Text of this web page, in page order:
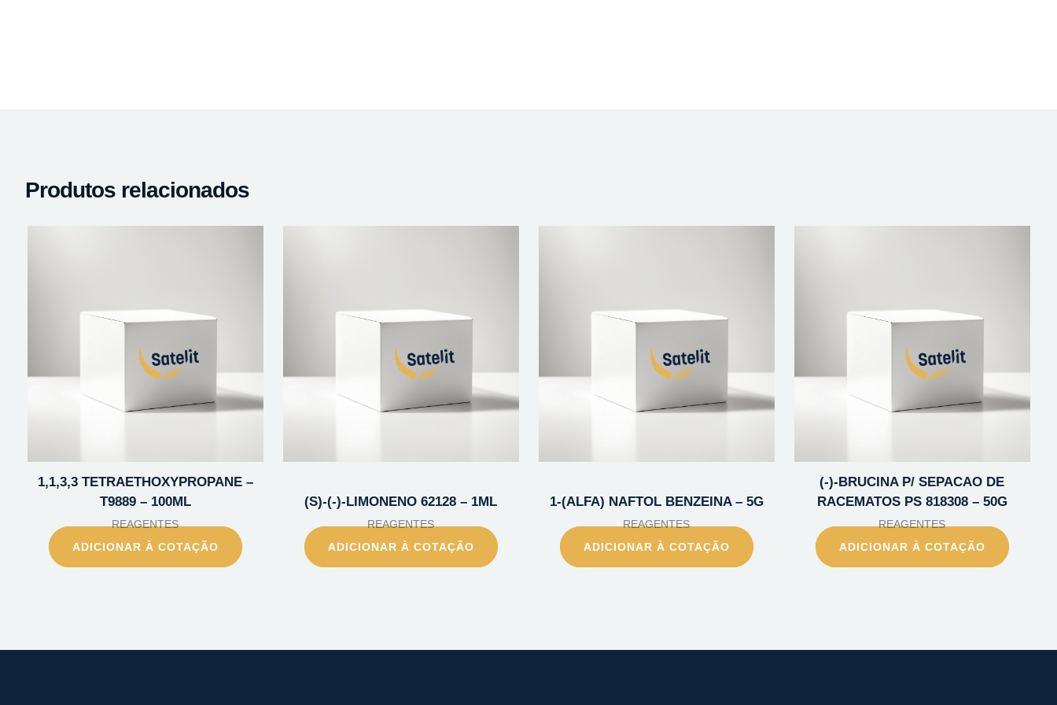
Produtos relacionados
1,1,3,3 TETRAETHOXYPROPANE –
T9889 – 100ML
REAGENTES
ADICIONAR À COTAÇÃO
(S)-(-)-LIMONENO 62128 – 1ML
REAGENTES
ADICIONAR À COTAÇÃO
1-(ALFA) NAFTOL BENZEINA – 5G
REAGENTES
ADICIONAR À COTAÇÃO
(-)-BRUCINA P/ SEPACAO DE
RACEMATOS PS 818308 – 50G
REAGENTES
ADICIONAR À COTAÇÃO